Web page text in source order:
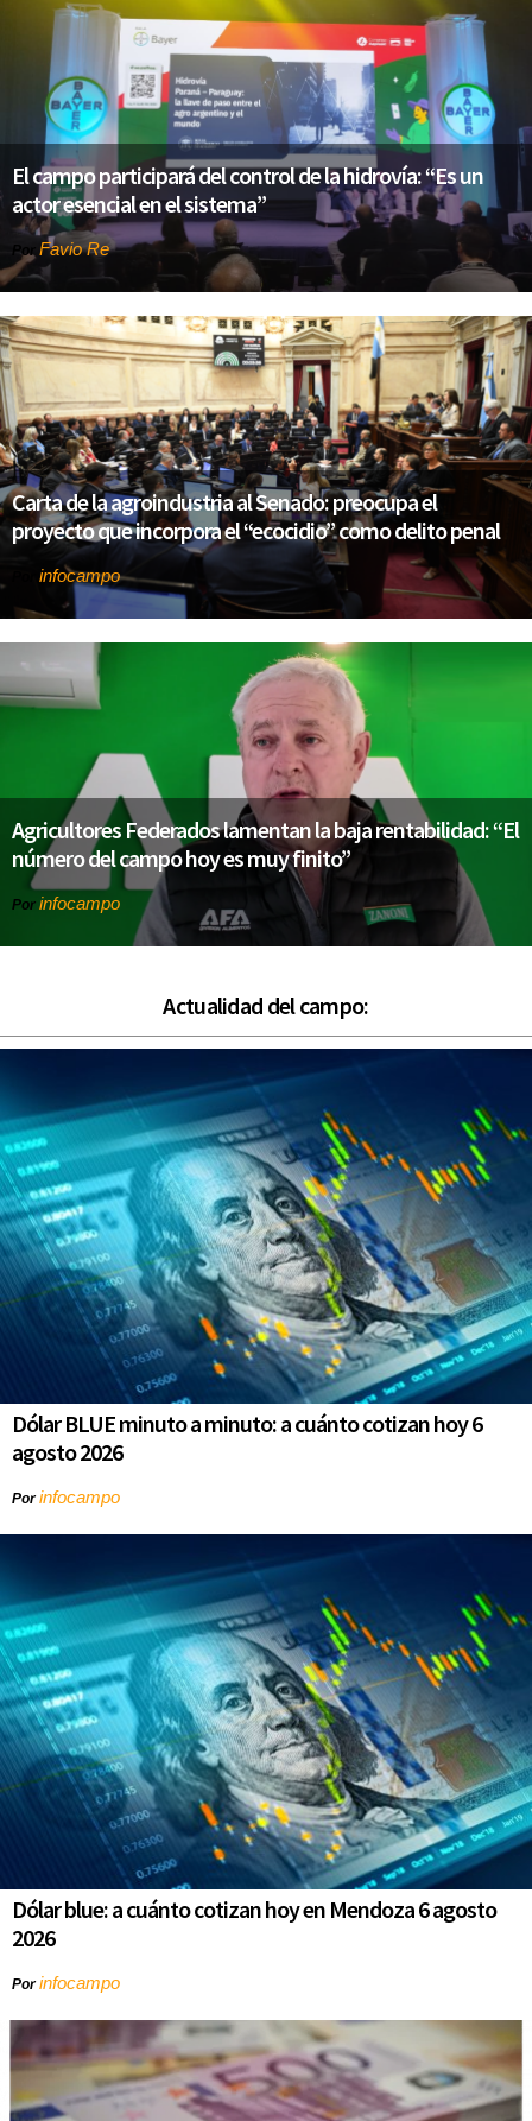
El campo participará del control de la hidrovía: “Es un
actor esencial en el sistema”
Por Favio Re
Carta de la agroindustria al Senado: preocupa el
proyecto que incorpora el “ecocidio” como delito penal
infocampo
Agricultores Federados lamentan la baja rentabilidad: “El
número del campo hoy es muy finito”
Por infocampo
Actualidad del campo:
Dólar BLUE minuto a minuto: a cuánto cotizan hoy 6
agosto 2026
Porinfocampo
Dólar blue: a cuánto cotizan hoy en Mendoza 6 agosto
2026
Porinfocampo